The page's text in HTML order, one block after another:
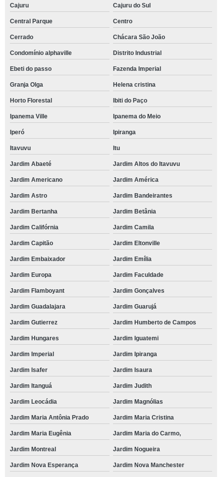
Cajuru Cajuru do Sul
Central Parque Centro
Cerrado Chácara São João
Condomínio alphaville Distrito Industrial
Ebeti do passo Fazenda Imperial
Granja Olga Helena cristina
Horto Florestal Ibiti do Paço
Ipanema Ville Ipanema do Meio
Iperó Ipiranga
Itavuvu Itu
Jardim Abaeté Jardim Altos do Itavuvu
Jardim Americano Jardim América
Jardim Astro Jardim Bandeirantes
Jardim Bertanha Jardim Betânia
Jardim Califórnia Jardim Camila
Jardim Capitão Jardim Eltonville
Jardim Embaixador Jardim Emília
Jardim Europa Jardim Faculdade
Jardim Flamboyant Jardim Gonçalves
Jardim Guadalajara Jardim Guarujá
Jardim Gutierrez Jardim Humberto de Campos
Jardim Hungares Jardim Iguatemi
Jardim Imperial Jardim Ipiranga
Jardim Isafer Jardim Isaura
Jardim Itanguá Jardim Judith
Jardim Leocádia Jardim Magnólias
Jardim Maria Antônia Prado Jardim Maria Cristina
Jardim Maria Eugênia Jardim Maria do Carmo,
Jardim Montreal Jardim Nogueira
Jardim Nova Esperança Jardim Nova Manchester